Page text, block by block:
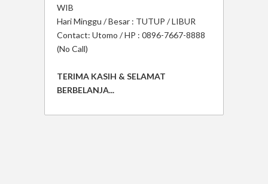
WIB
Hari Minggu / Besar : TUTUP / LIBUR
Contact: Utomo / HP : 0896-7667-8888
(No Call)
TERIMA KASIH & SELAMAT
BERBELANJA...